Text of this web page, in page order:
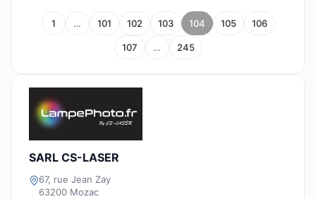
1 … 101 102 103 104 105 106
107 … 245
SARL CS-LASER
67, rue Jean Zay
63200 Mozac